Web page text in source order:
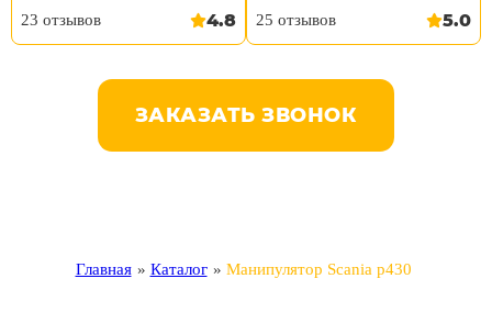
23 отзывов 4.8 25 отзывов 5.0
ЗАКАЗАТЬ ЗВОНОК
Главная » Каталог » Манипулятор Scania p430